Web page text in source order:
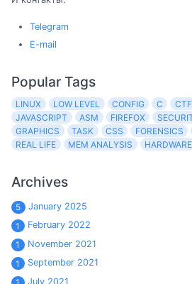
Telegram
E-mail
Popular Tags
LINUX LOW LEVEL CONFIG C CTF
JAVASCRIPT
ASM FIREFOX
GRAPHICS
TASK CSS FORENSICS
REAL LIFE
MEM ANALYSIS HARDWARE
Archives
5
January 2025
1
February 2022
1
November 2021
1
September 2021
July 2021